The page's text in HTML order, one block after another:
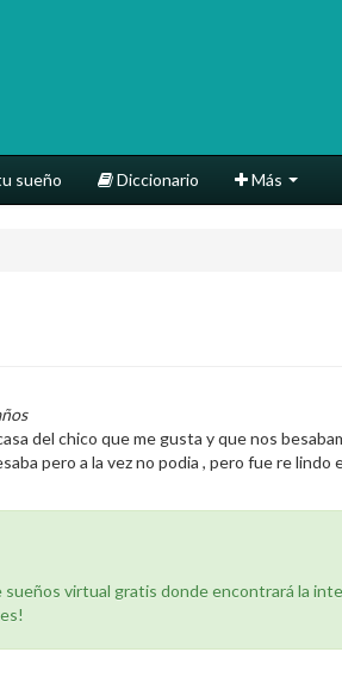
sueño Diccionario Más
del chico que me gusta y que nos
pero a la vez no podia , pero fue re lindo
virtual gratis donde encontrará la